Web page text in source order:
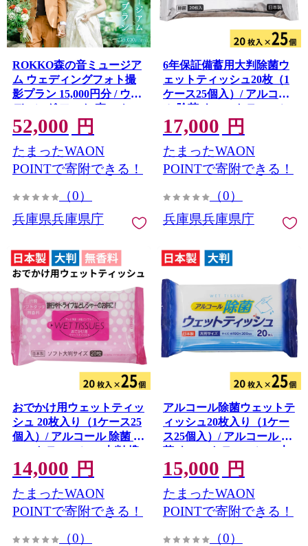
ROKKO森の音ミュージア
ム ウェディングフォト撮
影プラン 15,000円分 / ウェ
ディング フォト 森 ロケー
ション撮影 オルゴール 音
色 自然 六甲山 絶景 フォト
プラン ウエディング 緑 結
婚 神戸 結婚式 博物館 ガー
チュラル
52,000 円
たまったWAON
POINTで寄附できる！
（0）
兵庫県兵庫県庁
6年保証備蓄用大判除菌ウ
ェットティッシュ20枚（1
ケース25個入）/ アルコー
ル 除菌 ウエットティッシ
ュ 大判 携帯用 コンパクト
衛生 日本製 エタノール 高
純度 兵庫県 兵庫 姫路市
17,000 円
たまったWAON
POINTで寄附できる！
（0）
兵庫県兵庫県庁
おでかけ用ウェットティッ
シュ 20枚入り（1ケース25
個入）/ アルコール 除菌 ウ
エットティッシュ 大判 携
帯用 コンパクト 衛生 日本
製 エタノール 高純度 兵庫
県 兵庫 姫路市
14,000 円
たまったWAON
POINTで寄附できる！
（0）
アルコール除菌ウェットテ
ィッシュ20枚入り（1ケー
ス25個入）/ アルコール 除
菌 ウエットティッシュ 大
判 携帯用 コンパクト 衛生
日本製 エタノール 高純度
兵庫県 兵庫 姫路市
15,000 円
たまったWAON
POINTで寄附できる！
（0）